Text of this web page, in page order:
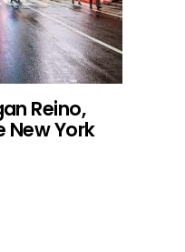
Reino,
New York